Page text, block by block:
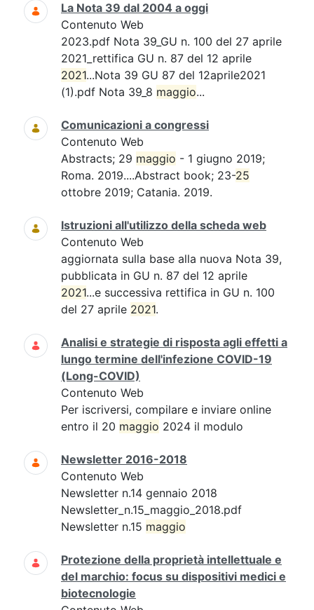
La Nota 39 dal 2004 a oggi
Contenuto Web
2023.pdf Nota 39_GU n. 100 del 27 aprile
2021_rettifica GU n. 87 del 12 aprile
2021...Nota 39 GU 87 del 12aprile2021
(1).pdf Nota 39_8 maggio...
Comunicazioni a congressi
Contenuto Web
Abstracts; 29 maggio - 1 giugno 2019;
Roma. 2019....Abstract book; 23-25
ottobre 2019; Catania. 2019.
Istruzioni all'utilizzo della scheda web
Contenuto Web
aggiornata sulla base alla nuova Nota 39,
pubblicata in GU n. 87 del 12 aprile
2021...e successiva rettifica in GU n. 100
del 27 aprile 2021.
Analisi e strategie di risposta agli effetti a
lungo termine dell'infezione COVID-19
(Long-COVID)
Contenuto Web
Per iscriversi, compilare e inviare online
entro il 20 maggio 2024 il modulo
Newsletter 2016-2018
Contenuto Web
Newsletter n.14 gennaio 2018
Newsletter_n.15_maggio_2018.pdf
Newsletter n.15 maggio
Protezione della proprietà intellettuale e
del marchio: focus su dispositivi medici e
biotecnologie